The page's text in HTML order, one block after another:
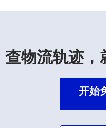
查物流轨迹
开始